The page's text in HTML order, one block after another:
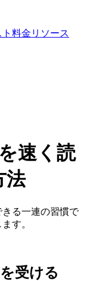
料金 リソース
速く読
法
る一連の習慣で
す。
受ける